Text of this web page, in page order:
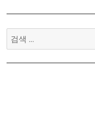
검
색: